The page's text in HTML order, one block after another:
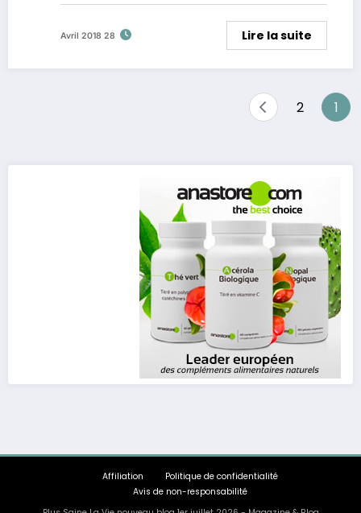
Lire la suite
28 Avril 2018
Pagination
1
2
Politique de confidentialité
Affiliation
Avis de non-responsabilité